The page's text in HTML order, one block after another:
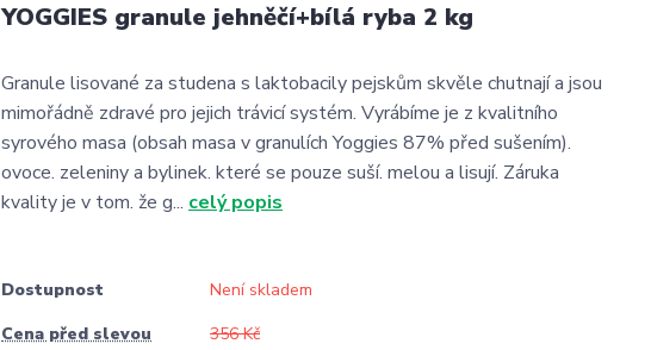
YOGGIES granule jehněčí+bílá ryba 2 kg
Granule lisované za studena s laktobacily pejskům skvěle chutnají a jsou
mimořádně zdravé pro jejich trávicí systém. Vyrábíme je z kvalitního
syrového masa (obsah masa v granulích Yoggies 87% před sušením).
ovoce. zeleniny a bylinek. které se pouze suší. melou a lisují. Záruka
kvality je v tom. že g... celý popis
Dostupnost
Není skladem
Cena před slevou
356 Kč